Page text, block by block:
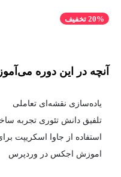
20% تخفیف
آنچه در این دوره
یاده‌سازی نقشه‌ای تعاملی
تلفیق دانش تئوری تجربه
استفاده از جاوا اسکریپت
اموزش اجکس در وردپرس